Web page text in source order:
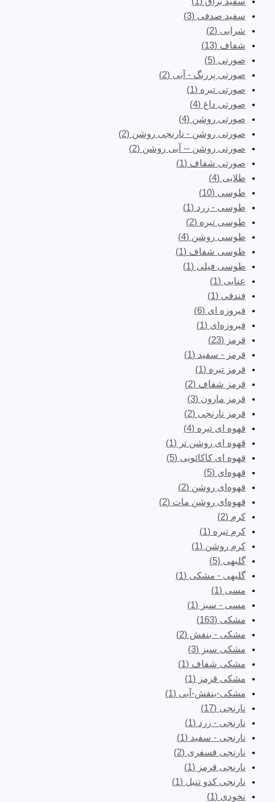
سفید صدفی (3)
شرابی (2)
شفاف (13)
صورتی (5)
صورتی پررنگ - آبی (2)
صورتی تیره (1)
صورتی داغ (4)
صورتی روشن (4)
صورتی روشن - نارنجی روشن (2)
صورتی روشن -- آبی روشن (2)
صورتی شفاف (1)
طلایی (4)
طوسی (10)
طوسی - زرد (1)
طوسی تیره (2)
طوسی روشن (4)
طوسی شفاف (1)
طوسی فیلی (1)
عنابی (1)
فندقی (1)
فیروزه ای (6)
فیروزه‌ای (1)
قرمز (23)
قرمز - سفید (1)
قرمز تیره (1)
قرمز شفاف (2)
قرمز مارون (3)
قرمز نارنجی (2)
قهوه ای تیره (4)
قهوه ای روشن تر (1)
قهوه ای کاکائویی (5)
قهوه‌ای (5)
قهوه‌ای روشن (2)
قهوه‌ای روشن مات (2)
کرم (2)
کرم تیره (1)
کرم روشن (1)
گلبهی (5)
گلبهی - مشکی (1)
مسی (1)
مسی - سبز (1)
مشکی (163)
مشکی - بنفش (2)
مشکی سبز (3)
مشکی شفاف (1)
مشکی قرمز (1)
مشکی-بنفش-آبی (1)
نارنجی (17)
نارنجی - زرد (1)
نارنجی - سفید (1)
نارنجی فسفری (2)
نارنجی قرمز (1)
نارنجی کدو تنبل (1)
نخودی (1)